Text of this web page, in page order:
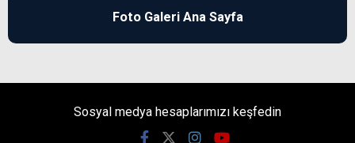
Foto Galeri Ana Sayfa
Sosyal medya hesaplarımızı keşfedin